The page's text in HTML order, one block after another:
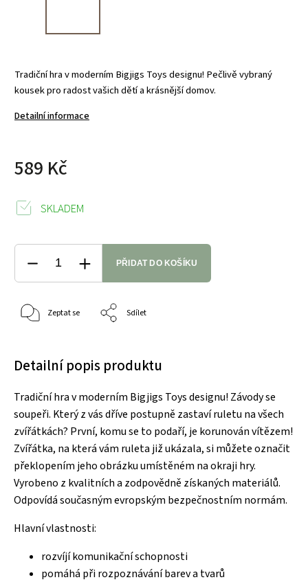
Tradiční hra v moderním Bigjigs Toys designu! Pečlivě vybraný
kousek pro radost vašich dětí a krásnější domov.
Detailní informace
589 Kč
SKLADEM
PŘIDAT DO KOŠÍKU
Zeptat se Sdílet
Detailní popis produktu
Tradiční hra v moderním Bigjigs Toys designu! Závody se
soupeři. Který z vás dříve postupně zastaví ruletu na všech
zvířátkách? První, komu se to podaří, je korunován vítězem!
Zvířátka, na která vám ruleta již ukázala, si můžete označit
překlopením jeho obrázku umístěném na okraji hry.
Vyrobeno z kvalitních a zodpovědně získaných materiálů.
Odpovídá současným evropským bezpečnostním normám.
Hlavní vlastnosti:
rozvíjí komunikační schopnosti
pomáhá při rozpoznávání barev a tvarů